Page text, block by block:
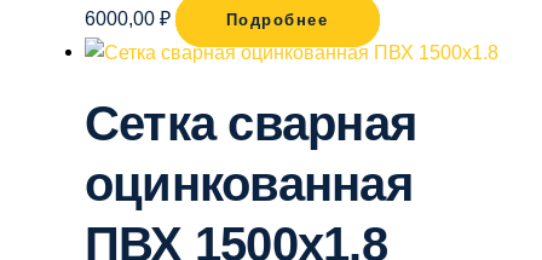
6000,00 ₽ Подробнее
Сетка сварная
оцинкованная
ПВХ 1500х1.8